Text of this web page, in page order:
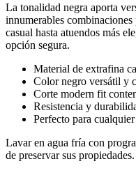
La tonalidad negra aporta
innumerables
casual hasta atuendos más
opción segura.
Material de extrafina
Color negro versátil y
Corte modern fit
Resistencia y
Perfecto para
Lavar en agua fría con
de preservar sus propiedades.